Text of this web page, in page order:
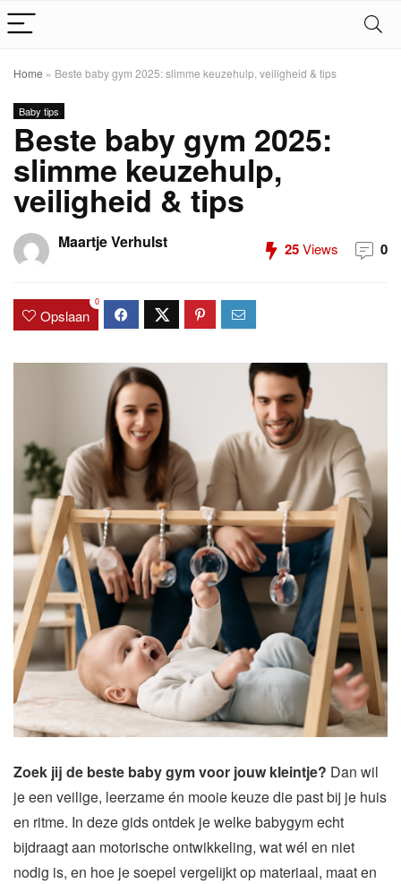
Home » Beste baby gym 2025: slimme keuzehulp, veiligheid & tips
Baby tips
Beste baby gym 2025:
slimme keuzehulp,
veiligheid & tips
Maartje Verhulst 25Views 0
Opslaan
0
Zoek jij de beste baby gym voor jouw kleintje? Dan wil
je een veilige, leerzame én mooie keuze die past bij je huis
en ritme. In deze gids ontdek je welke babygym echt
bijdraagt aan motorische ontwikkeling, wat wél en niet
nodig is, en hoe je soepel vergelijkt op materiaal, maat en